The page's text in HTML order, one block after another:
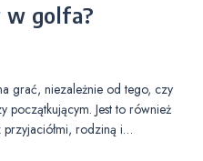
w golfa?
grać, niezależnie od tego, czy
początkującym. Jest to również
przyjaciółmi, rodziną i…